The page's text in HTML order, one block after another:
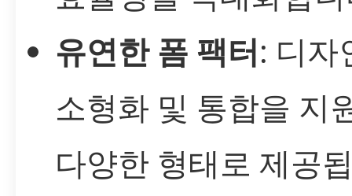
유연한 폼 팩터: 디자
소형화 및 통합을 지
다양한 형태로 제공